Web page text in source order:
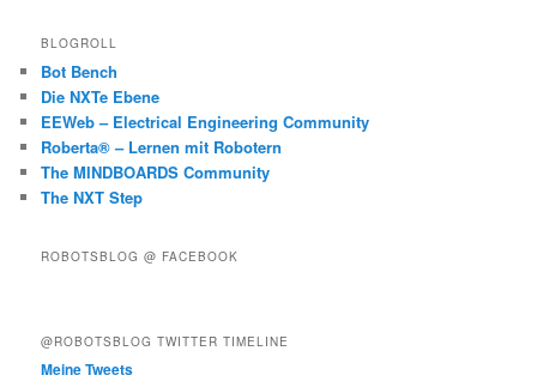
BLOGROLL
Bot Bench
Die NXTe Ebene
EEWeb – Electrical Engineering Community
Roberta® – Lernen mit Robotern
The MINDBOARDS Community
The NXT Step
ROBOTSBLOG @ FACEBOOK
@ROBOTSBLOG TWITTER TIMELINE
Meine Tweets